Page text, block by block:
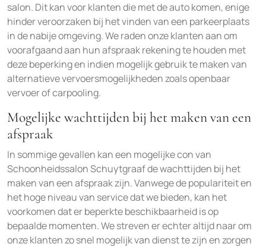
salon. Dit kan voor klanten die met de auto komen, enige
hinder veroorzaken bij het vinden van een parkeerplaats
in de nabije omgeving. We raden onze klanten aan om
voorafgaand aan hun afspraak rekening te houden met
deze beperking en indien mogelijk gebruik te maken van
alternatieve vervoersmogelijkheden zoals openbaar
vervoer of carpooling.
Mogelijke wachttijden bij het maken van een
afspraak
In sommige gevallen kan een mogelijke con van
Schoonheidssalon Schuytgraaf de wachttijden bij het
maken van een afspraak zijn. Vanwege de populariteit en
het hoge niveau van service dat we bieden, kan het
voorkomen dat er beperkte beschikbaarheid is op
bepaalde momenten. We streven er echter altijd naar om
onze klanten zo snel mogelijk van dienst te zijn en zorgen